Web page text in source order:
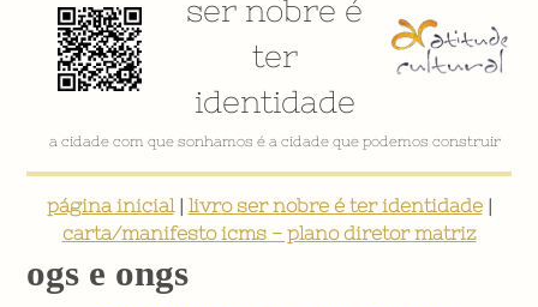
ser nobre é
ter
identidade
VÍDEO INSTITUCIONAL
página inicial| livro ser nobre é ter identidade|
carta/manifesto icms - plano diretor matriz
ogs e ongs